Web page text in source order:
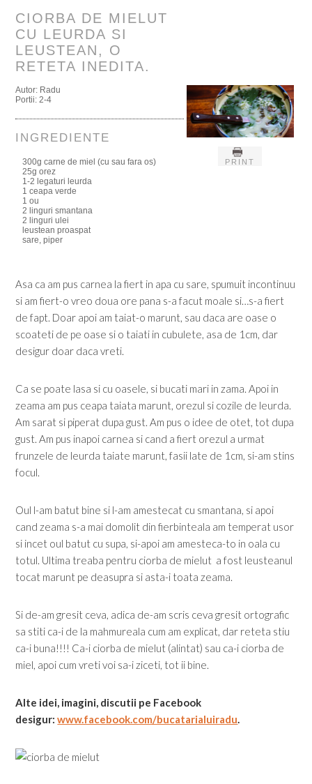
CIORBA DE MIELUT
CU LEURDA SI
LEUSTEAN, O
RETETA INEDITA.
PRINT
Autor: Radu
Portii:2-4
INGREDIENTE
300g carne de miel (cu sau fara os)
25g orez
1-2 legaturi leurda
1 ceapa verde
1 ou
2 linguri smantana
2 linguri ulei
leustean proaspat
sare, piper
Asa ca am pus carnea la fiert in apa cu sare, spumuit incontinuu
si am fiert-o vreo doua ore pana s-a facut moale si…s-a fiert
de fapt. Doar apoi am taiat-o marunt, sau daca are oase o
scoateti de pe oase si o taiati in cubulete, asa de 1cm, dar
desigur doar daca vreti.
Ca se poate lasa si cu oasele, si bucati mari in zama. Apoi in
zeama am pus ceapa taiata marunt, orezul si cozile de leurda.
Am sarat si piperat dupa gust. Am pus o idee de otet, tot dupa
gust. Am pus inapoi carnea si cand a fiert orezul a urmat
frunzele de leurda taiate marunt, fasii late de 1cm, si-am stins
focul.
Oul l-am batut bine si l-am amestecat cu smantana, si apoi
cand zeama s-a mai domolit din fierbinteala am temperat usor
si incet oul batut cu supa, si-apoi am amesteca-to in oala cu
totul. Ultima treaba pentru ciorba de mielut a fost leusteanul
tocat marunt pe deasupra si asta-i toata zeama.
Si de-am gresit ceva, adica de-am scris ceva gresit ortografic
sa stiti ca-i de la mahmureala cum am explicat, dar reteta stiu
ca-i buna!!!! Ca-i ciorba de mielut (alintat) sau ca-i ciorba de
miel, apoi cum vreti voi sa-i ziceti, tot ii bine.
Alte idei, imagini, discutii pe Facebook
desigur:www.facebook.com/bucatarialuiradu